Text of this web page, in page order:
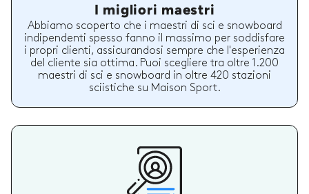
I migliori maestri
Abbiamo scoperto che i maestri di sci e snowboard
indipendenti spesso fanno il massimo per soddisfare
i propri clienti, assicurandosi sempre che l'esperienza
del cliente sia ottima. Puoi scegliere tra oltre 1.200
maestri di sci e snowboard in oltre 420 stazioni
sciistiche su Maison Sport.